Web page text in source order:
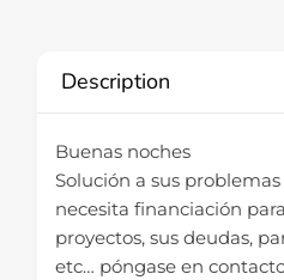
Description
Buenas noches
Solución a sus
necesita financiación
proyectos, sus deudas,
etc… póngase en